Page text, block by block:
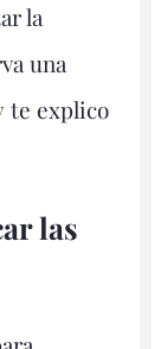
la
una
te explico
las